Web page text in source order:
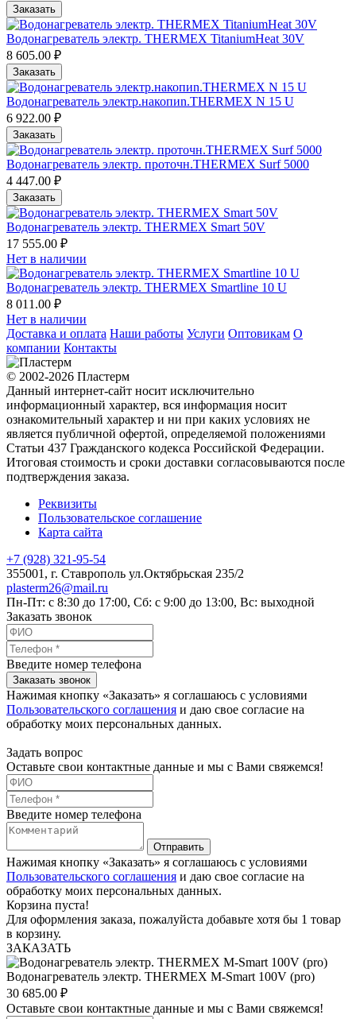
Заказать
Водонагреватель электр. THERMEX TitaniumHeat 30V
8 605.00 ₽
Заказать
Водонагреватель электр.накопиn.THERMEX N 15 U
6 922.00 ₽
Заказать
Водонагреватель электр. проточн.THERMEX Surf 5000
4 447.00 ₽
Заказать
Водонагреватель электр. THERMEX Smart 50V
17 555.00 ₽
Нет в наличии
Водонагреватель электр. THERMEX Smartline 10 U
8 011.00 ₽
Нет в наличии
Доставка и оплата Наши работы Услуги Оптовикам О
компании Контакты
© 2002-2026 Пластерм
Данный интернет-сайт носит исключительно
информационный характер, вся информация носит
ознакомительный характер и ни при каких условиях не
является публичной офертой, определяемой положениями
Статьи 437 Гражданского кодекса Российской Федерации.
Итоговая стоимость и сроки доставки согласовываются после
подтверждения заказа.
Реквизиты
Пользовательское соглашение
Карта сайта
+7 (928) 321-95-54
355001 , г. Ставрополь ул.Октябрьская 235/2
plasterm26@mail.ru
Пн-Пт: с 8:30 до 17:00, Сб: с 9:00 до 13:00, Вс: выходной
Заказать звонок
Введите номер телефона
Заказать звонок
Нажимая кнопку «Заказать» я соглашаюсь с условиями
Пользовательского соглашения и даю свое согласие на
обработку моих персональных данных.
Задать вопрос
Оставьте свои контактные данные и мы с Вами свяжемся!
Введите номер телефона
Отправить
Нажимая кнопку «Заказать» я соглашаюсь с условиями
Пользовательского соглашения и даю свое согласие на
обработку моих персональных данных.
Корзина пуста!
Для оформления заказа, пожалуйста добавьте хотя бы 1 товар
в корзину.
ЗАКАЗАТЬ
Водонагреватель электр. THERMEX M-Smart 100V (pro)
30 685.00 ₽
Оставьте свои контактные данные и мы с Вами свяжемся!